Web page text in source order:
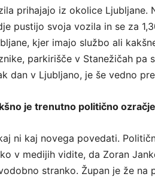
prihajajo iz okolice Ljubljane.
pustijo svoja vozila in se za
kjer imajo službo ali
parkirišče v Stanežičah pa
dan v Ljubljano, je še vedno
je trenutno politično
ni kaj novega povedati.
v medijih vidite, da Zoran
stranko. Župan je že na